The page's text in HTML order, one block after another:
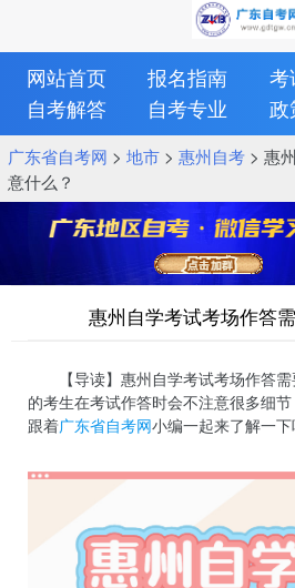
网站首页 报名指南 考
自考解答
自考专业 政
广东省自考网 > 地市> 惠州自考> 惠
意什么？
惠州自学考试考场作答
【导读】惠州自学考试考场作答需
的考生在考试作答时会不注意很多细
跟着广东省自考网小编一起来了解一下